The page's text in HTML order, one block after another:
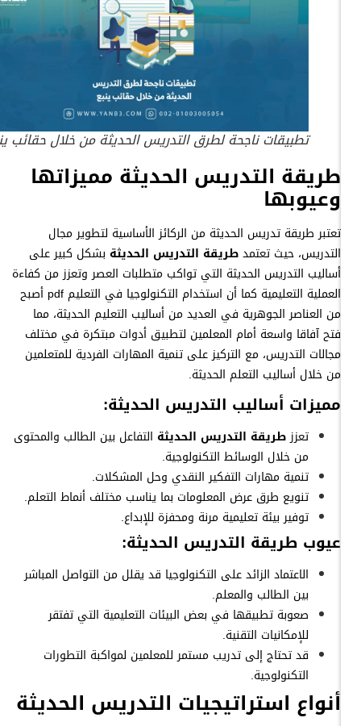
تطبيقات ناجحة لطرق التدريس الحديثة من خلال حقائب ينبع
طريقة التدريس الحديثة مميزاتها
وعيوبها
تعتبر طريقة تدريس الحديثة من الركائز الأساسية لتطوير مجال
التدريس، حيث تعتمدطريقة التدريس الحديثةبشكل كبير على
أساليب التدريس الحديثة التي تواكب متطلبات العصر وتعزز من كفاءة
العملية التعليمية كما أن استخدام التكنولوجيا في التعليم pdf أصبح
من العناصر الجوهرية في العديد من أساليب التعليم الحديثة، مما
فتح آفاقا واسعة أمام المعلمين لتطبيق أدوات مبتكرة في مختلف
مجالات التدريس، مع التركيز على تنمية المهارات الفردية للمتعلمين
من خلال أساليب التعلم الحديثة.
مميزات أساليب التدريس الحديثة:
تعززطريقة التدريس الحديثةالتفاعل بين الطالب والمحتوى
من خلال الوسائط التكنولوجية.
تنمية مهارات التفكير النقدي وحل المشكلات.
تنويع طرق عرض المعلومات بما يناسب مختلف أنماط التعلم.
توفير بيئة تعليمية مرنة ومحفزة للإبداع.
عيوب طريقة التدريس الحديثة:
الاعتماد الزائد على التكنولوجيا قد يقلل من التواصل المباشر
بين الطالب والمعلم.
صعوبة تطبيقها في بعض البيئات التعليمية التي تفتقر
للإمكانيات التقنية.
قد تحتاج إلى تدريب مستمر للمعلمين لمواكبة التطورات
التكنولوجية.
أنواع استراتيجيات التدريس الحديثة